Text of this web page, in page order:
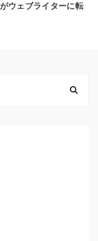
ウェブライターに転